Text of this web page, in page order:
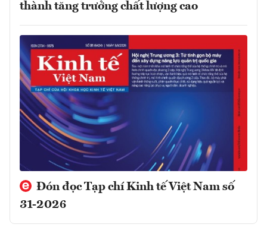
thành tăng trưởng chất lượng cao
Đón đọc Tạp chí Kinh tế Việt Nam số
31-2026